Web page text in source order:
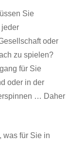
Sie
jeder
oder
zu spielen?
für Sie
oder in der
… Daher
was für Sie in